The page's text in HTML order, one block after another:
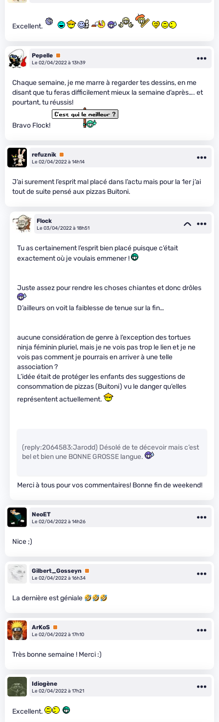
Excellent.
Pepelle Premium
Le 02/04/2022 à 13h39
Chaque semaine, je me marre à regarder tes dessins, en me
disant que tu feras difficilement mieux la semaine d’après…. et
pourtant, tu réussis!
Bravo Flock!
refuznik Premium
Le 02/04/2022 à 14h14
J’ai surement l’esprit mal placé dans l’actu mais pour la 1er j’ai
tout de suite pensé aux pizzas Buitoni.
Flock
Le 03/04/2022 à 18h51
Tu as certainement l’esprit bien placé puisque c’était
exactement où je voulais emmener !
Juste assez pour rendre les choses chiantes et donc drôles
D’ailleurs on voit la faiblesse de tenue sur la fin…
aucune considération de genre à l’exception des tortues
ninja féminin pluriel, mais je ne vois pas trop le lien et je ne
vois pas comment je pourrais en arriver à une telle
association ?
L’idée était de protéger les enfants des suggestions de
consommation de pizzas (Buitoni) vu le danger qu’elles
représentent actuellement.
(reply:2064583:Jarodd) Désolé de te décevoir mais c’est
bel et bien une BONNE GROSSE langue.
Merci à tous pour vos commentaires! Bonne fin de weekend!
NeoET
Le 02/04/2022 à 14h26
Nice ;)
Gilbert_Gosseyn
Premium
Le 02/04/2022 à 16h34
La dernière est géniale
ArKoS Premium
Le 02/04/2022 à 17h10
Très bonne semaine ! Merci :)
Idiogène
Le 02/04/2022 à 17h21
Excellent.